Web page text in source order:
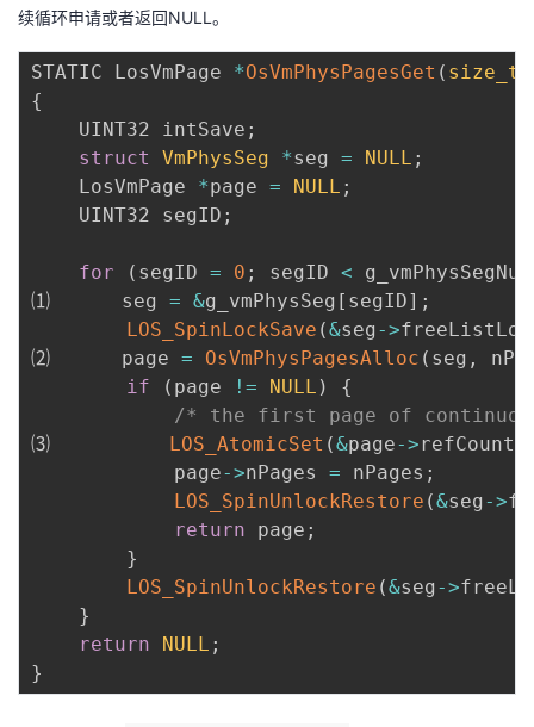
续循环申请或者返回NULL。
STATIC LosVmPage *OsVmPhysPagesGet ( size_t
{
    UINT32 intSave
;
struct
VmPhysSeg *seg = NULL ;
    LosVmPage
*page = NULL ;
    UINT32 segID
;
for ( segID = 0 ; segID < g_vmPhysSegNum
⑴      seg = &g_vmPhysSeg [ segID] ;
LOS_SpinLockSave (&seg ->
⑵      page = OsVmPhysPagesAlloc ( seg ,
if
( page != NULL )
{
/* the first page of
⑶ LOS_AtomicSet (&page->refCounts
            page
->nPages = nPages ;
LOS_SpinUnlockRestore (&seg ->
return page ;
}
LOS_SpinUnlockRestore (&seg ->
}
return
NULL ;
}